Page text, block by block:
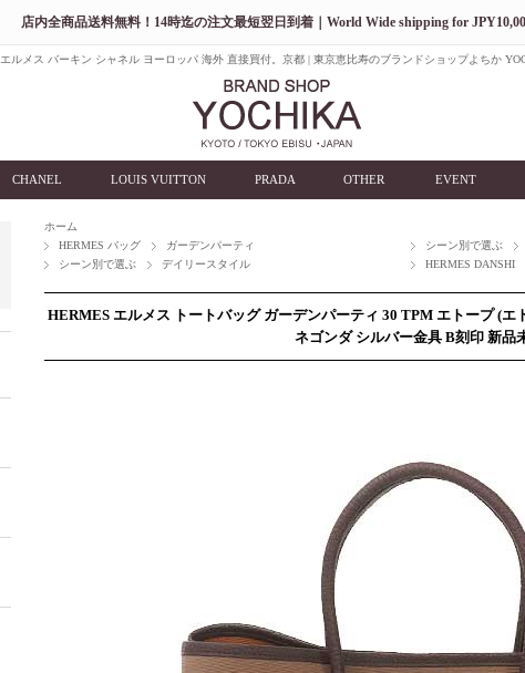
店内全商品送料無料！14時迄の注文最短翌日到着｜World Wide shipping for
エルメス バーキン シャネル ヨーロッパ 海外 直接買付。京都 | 東京恵比寿のブランドショップよちか
CHANEL LOUIS VUITTON PRADA OTHER EVENT
ホーム
HERMES バッグ
ガーデンパーティ
シーン別で選ぶ
シーン別で選ぶ
デイリースタイル HERMES DANSHI
HERMES エルメス トートバッグ ガーデンパーティ 30 TPM エトープ (
ネゴンダ シルバー金具 B刻印 新品